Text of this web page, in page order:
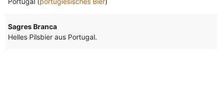
Sagres Branca
Helles Pilsbier aus Portugal.